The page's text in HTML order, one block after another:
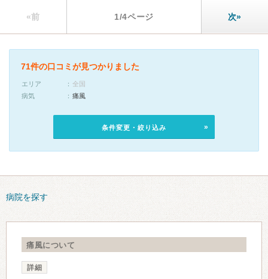
«前 1/4ページ 次»
71件の口コミが見つかりました
エリア
全国
病気
痛風
条件変更・絞り込み
病院を探す
痛風について
詳細